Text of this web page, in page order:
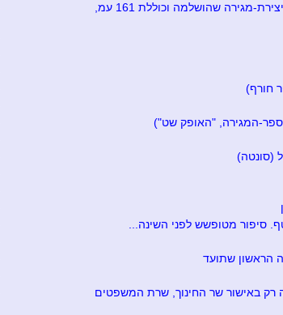
שני פרקים ראשונים מיצירת-מגירה שהושלמה וכוללת 161 עמ,
חורף)
המגירה, "האופק שט")
(סונטה)
סיפור מטופשש לפני השינה...
הראשון שתועד
רק באישור שר החינוך, שרת המשפטים